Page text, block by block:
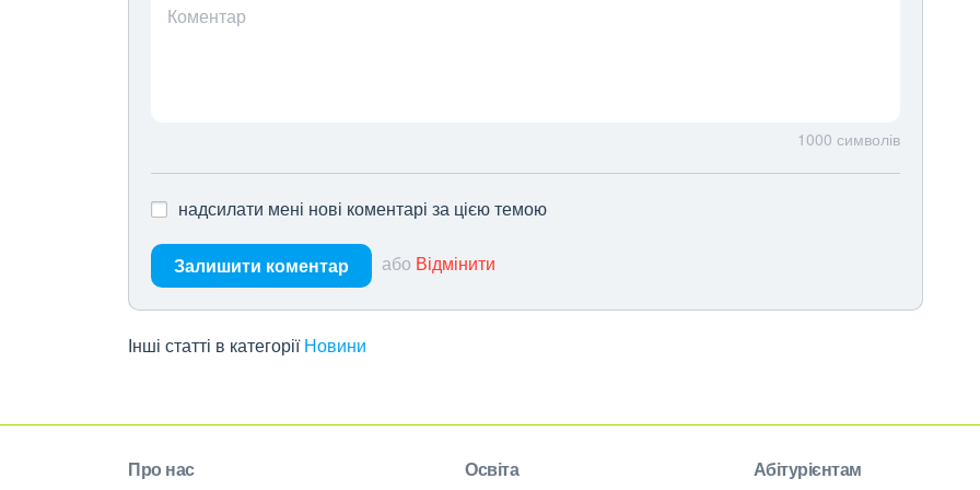
Коментар
1000 символів
надсилати мені нові коментарі за цією темою
Залишити коментар або Відмінити
Інші статті в категорії Новини
Про нас Освіта Абітурієнтам